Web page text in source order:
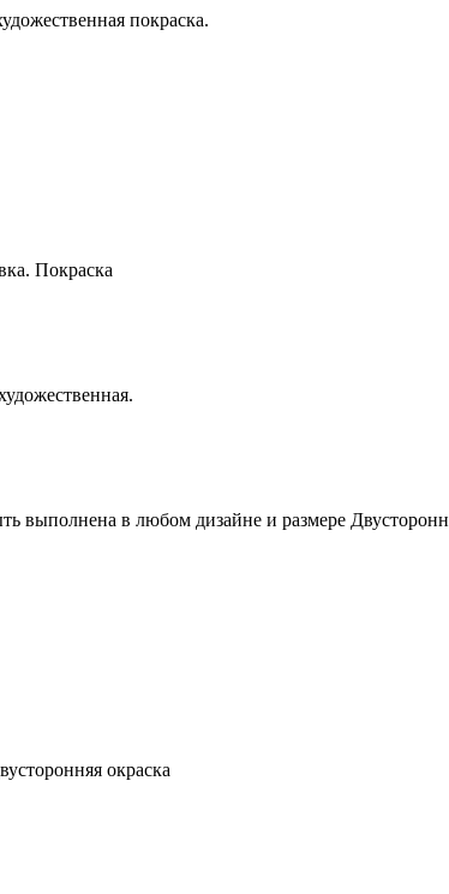
покраска.
Покраска
выполнена в любом дизайне и размере
окраска